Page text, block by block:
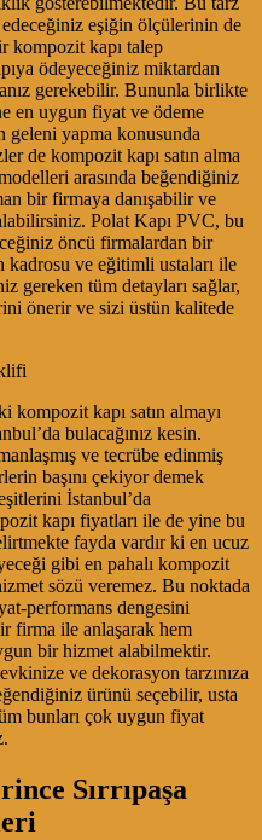
edeceğiniz eşiğin ölçülerinin de
kompozit kapı talep
ödeyeceğiniz miktardan
gerekebilir. Bununla birlikte
en uygun fiyat ve ödeme
geleni yapma konusunda
de kompozit kapı satın alma
arasında beğendiğiniz
bir firmaya danışabilir ve
Polat Kapı PVC, bu
öncü firmalardan bir
kadrosu ve eğitimli ustaları ile
gereken tüm detayları sağlar,
önerir ve sizi üstün kalitede
kapı satın almayı
bulacağınız kesin.
ve tecrübe edinmiş
başını çekiyor demek
İstanbul’da
kapı fiyatları ile de yine bu
fayda vardır ki en ucuz
gibi en pahalı kompozit
sözü veremez. Bu noktada
performans dengesini
firma ile anlaşarak hem
bir hizmet alabilmektir.
ve dekorasyon tarzınıza
ürünü seçebilir, usta
bunları çok uygun fiyat
Sırrıpaşa